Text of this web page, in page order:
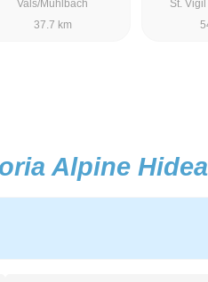
Vals/Mühlbach
37.7 km
St.
Alpine